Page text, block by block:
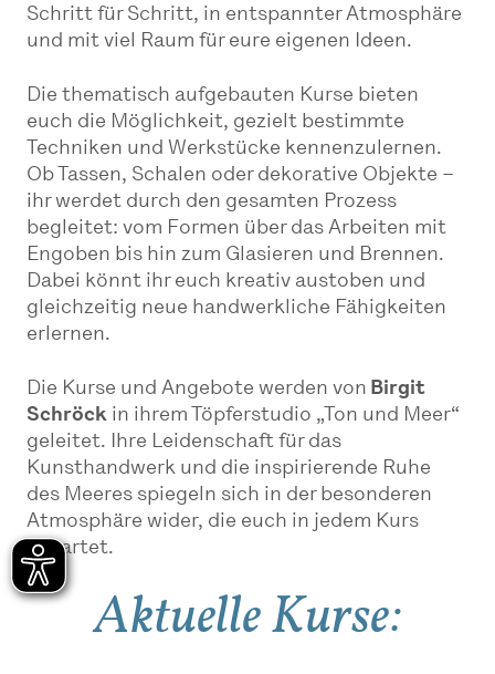
Schritt für Schritt, in entspannter Atmosphäre
und mit viel Raum für eure eigenen Ideen.
Die thematisch aufgebauten Kurse bieten
euch die Möglichkeit, gezielt bestimmte
Techniken und Werkstücke kennenzulernen.
Ob Tassen, Schalen oder dekorative Objekte –
ihr werdet durch den gesamten Prozess
begleitet: vom Formen über das Arbeiten mit
Engoben bis hin zum Glasieren und Brennen.
Dabei könnt ihr euch kreativ austoben und
gleichzeitig neue handwerkliche Fähigkeiten
erlernen.
Die Kurse und Angebote werden von Birgit
Schröck in ihrem Töpferstudio „Ton und Meer“
geleitet. Ihre Leidenschaft für das
Kunsthandwerk und die inspirierende Ruhe
des Meeres spiegeln sich in der besonderen
Atmosphäre wider, die euch in jedem Kurs
erwartet.
Aktuelle Kurse: